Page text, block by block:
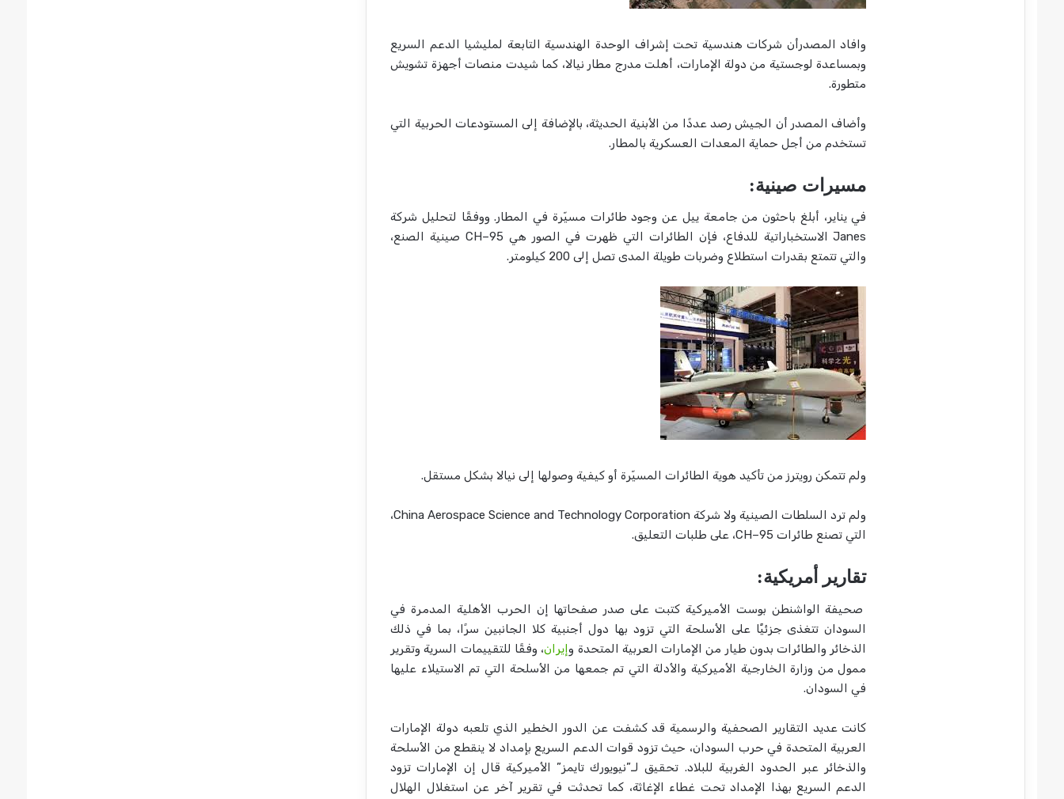
وافاد المصدرأن شركات هندسية تحت إشراف الوحدة الهندسية التابعة لمليشيا الدعم السريع
وبمساعدة لوجستية من دولة الإمارات، أهلت مدرج مطار نيالا، كما شيدت منصات أجهزة تشويش
متطورة.
وأضاف المصدر أن الجيش رصد عددًا من الأبنية الحديثة، بالإضافة إلى المستودعات الحربية التي
تستخدم من أجل حماية المعدات العسكرية بالمطار.
مسيرات صينية:
في يناير، أبلغ باحثون من جامعة ييل عن وجود طائرات مسيّرة في المطار. ووفقًا لتحليل شركة
Janes الاستخباراتية للدفاع، فإن الطائرات التي ظهرت في الصور هي CH–95 صينية الصنع،
والتي تتمتع بقدرات استطلاع وضربات طويلة المدى تصل إلى 200 كيلومتر.
ولم تتمكن رويترز من تأكيد هوية الطائرات المسيّرة أو كيفية وصولها إلى نيالا بشكل مستقل.
ولم ترد السلطات الصينية ولا شركة China Aerospace Science and Technology Corporation،
التي تصنع طائرات CH–95، على طلبات التعليق.
تقارير أمريكية:
صحيفة الواشنطن بوست الأميركية كتبت على صدر صفحاتها إن الحرب الأهلية المدمرة في
السودان تتغذى جزئيًًا على الأسلحة التي تزود بها دول أجنبية كلا الجانبين سرًا، بما في ذلك
الذخائر والطائرات بدون طيار من الإمارات العربية المتحدة وإيران، وفقًا للتقييمات السرية وتقرير
ممول من وزارة الخارجية الأميركية والأدلة التي تم جمعها من الأسلحة التي تم الاستيلاء عليها
في السودان.
كانت عديد التقارير الصحفية والرسمية قد كشفت عن الدور الخطير الذي تلعبه دولة الإمارات
العربية المتحدة في حرب السودان، حيث تزود قوات الدعم السريع بإمداد لا ينقطع من الأسلحة
والذخائر عبر الحدود الغربية للبلاد. تحقيق لـ”نيويورك تايمز” الأميركية قال إن الإمارات تزود
الدعم السريع بهذا الإمداد تحت غطاء الإغاثة، كما تحدثت في تقرير آخر عن استغلال الهلال